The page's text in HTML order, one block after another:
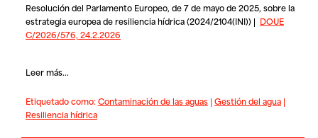
Resolución del Parlamento Europeo, de 7 de mayo de 2025, sobre la
estrategia europea de resiliencia hídrica (2024/2104(INI)) | DOUE
C/2026/576, 24.2.2026
Leer más...
Etiquetado como:Contaminación de las aguas| Gestión del agua|
Resiliencia hídrica